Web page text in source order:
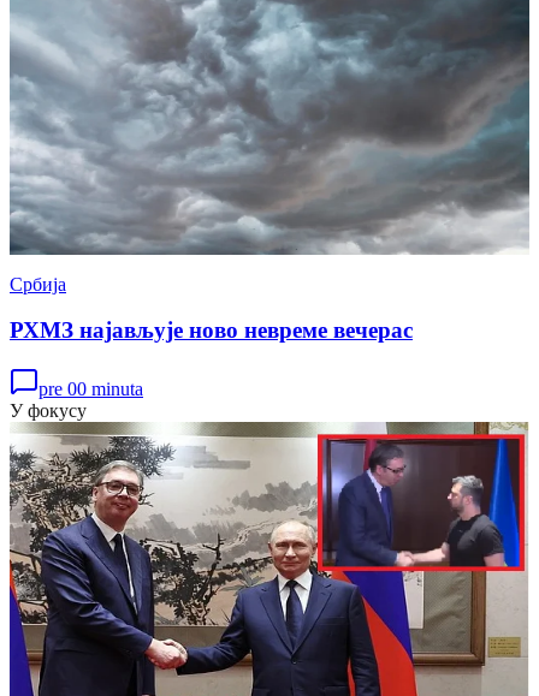
Србија
РХМЗ најављује ново невреме вечерас
pre 00 minuta
У фокусу